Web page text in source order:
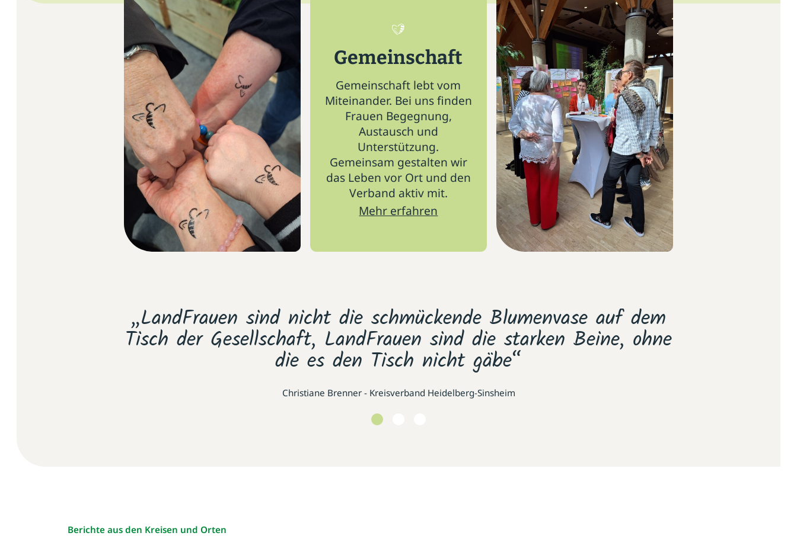
Gemeinschaft
Gemeinschaft lebt vom
Miteinander. Bei uns finden
Frauen Begegnung,
Austausch und
Unterstützung.
Gemeinsam gestalten wir
das Leben vor Ort und den
Verband aktiv mit.
Mehr erfahren
„LandFrauen sind nicht die schmückende Blumenvase auf dem
Tisch der Gesellschaft, LandFrauen sind die starken Beine, ohne
die es den Tisch nicht gäbe“
Christiane Brenner - Kreisverband Heidelberg-Sinsheim
Berichte aus den Kreisen und Orten